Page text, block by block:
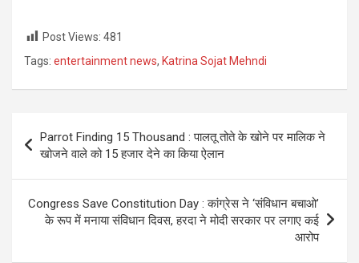
Post Views: 481
Tags: entertainment news, Katrina Sojat Mehndi
navigation
Parrot Finding 15 Thousand : पालतू तोते के खोने पर मालिक ने
खोजने वाले को 15 हजार देने का किया ऐलान
Congress Save Constitution Day : कांग्रेस ने ‘संविधान बचाओ’
के रूप में मनाया संविधान दिवस, हरदा ने मोदी सरकार पर लगाए कई
आरोप